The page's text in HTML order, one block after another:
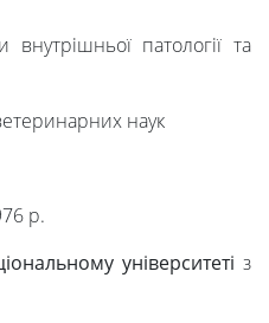
внутрішньої патології та
наук
р.
університеті з